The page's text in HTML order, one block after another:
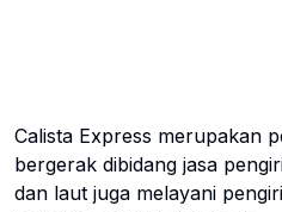
Calista Express merupakan
bergerak dibidang jasa
dan laut juga melayani